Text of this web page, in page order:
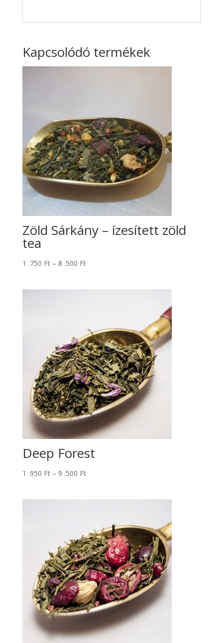
Kapcsolódó termékek
Zöld Sárkány – ízesített zöld
tea
1 .750 Ft – 8 .500 FtÁrtartomány:
Deep Forest
1 .950 Ft – 9 .500 FtÁrtartomány:
.500 Ft